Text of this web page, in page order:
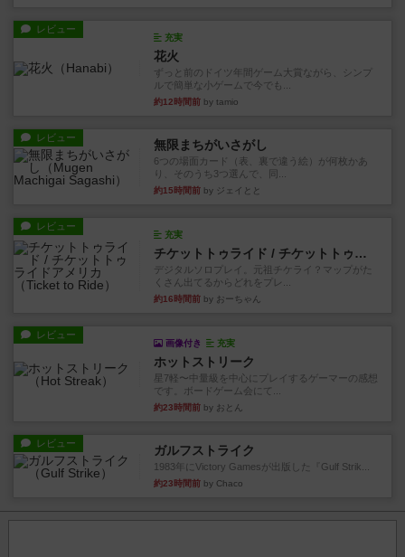
レビュー
充実
花火
ずっと前のドイツ年間ゲーム大賞ながら、シンプ
ルで簡単な小ゲームで今でも...
約12時間前 by tamio
レビュー 無限まちがいさがし
6つの場面カード（表、裏で違う絵）が何枚かあ
り、そのうち3つ選んで、同...
約15時間前 by ジェイとと
レビュー
充実
チケットトゥライド / チケットトゥライドアメリカ
デジタルソロプレイ。元祖チケライ？マップがた
くさん出てるからどれをプレ...
約16時間前 by おーちゃん
レビュー
画像付き 充実
ホットストリーク
星7軽〜中量級を中心にプレイするゲーマーの感想
です。ボードゲーム会にて...
約23時間前 by おとん
レビュー ガルフストライク
1983年にVictory Gamesが出版した『Gulf Strik...
約23時間前 by Chaco